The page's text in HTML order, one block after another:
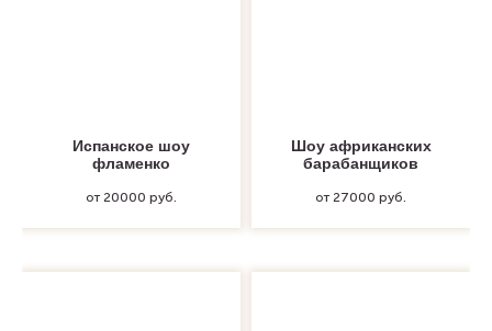
Испанское шоу
фламенко
от 20000 руб.
Шоу африканских
барабанщиков
от 27000 руб.